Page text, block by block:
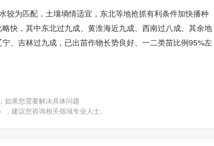
较为匹配，土壤墒情适宜，东北等地抢抓有利条件加快播种
快，其中东北过九成、黄淮海近九成、西南过八成、其余地
、吉林过九成，已出苗作物长势良好、一二类苗比例95%左
如果您需要解决具体问题
，建议您咨询相关领域专业人士。